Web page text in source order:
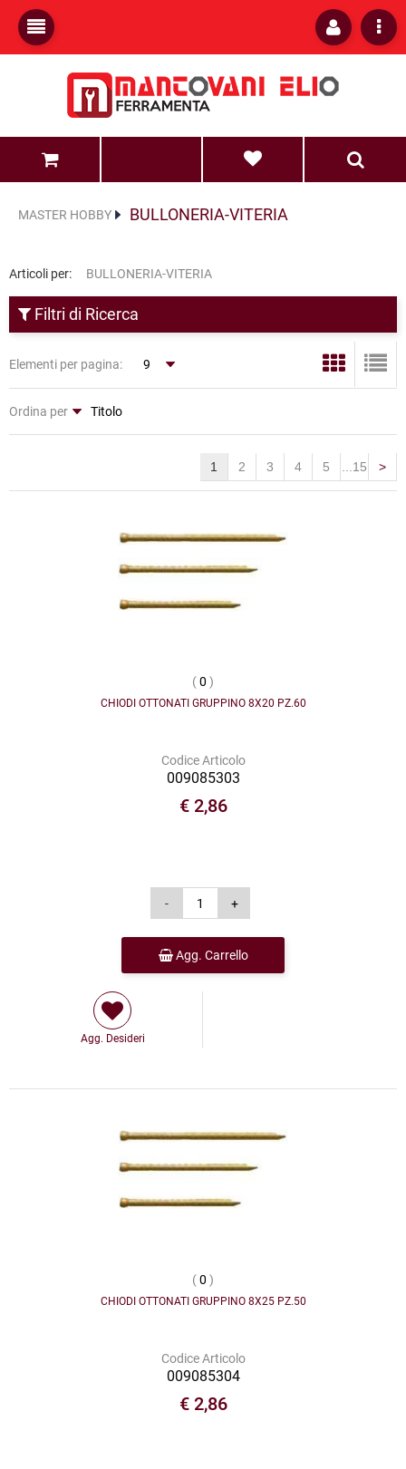
MASTER HOBBY BULLONERIA-VITERIA
Articoli per: BULLONERIA-VITERIA
Filtri di Ricerca
Elementi per pagina:
Ordina per
1 2 3 4 5 ...15 >
(0 )
CHIODI OTTONATI GRUPPINO 8X20 PZ.60
Codice Articolo
009085303
€ 2,86
Agg. Carrello
Agg. Desideri
(0 )
CHIODI OTTONATI GRUPPINO 8X25 PZ.50
Codice Articolo
009085304
€ 2,86